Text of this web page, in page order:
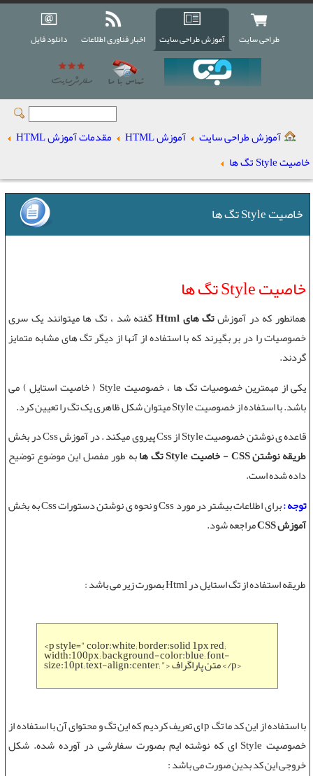
طراحی سایت آموزش طراحی سایت اخبار فناوری اطلاعات دانلود فایل
آموزش طراحی سایت آموزش HTML
مقدمات آموزش HTML
خاصیت Style تگ ها
خاصیت Style تگ ها
خاصیت Style تگ ها
همانطور که در آموزشتگ های Html
گفته شد ، تگ ها میتوانند یک سری
خصوصیات را در بر بگیرند که با استفاده از آنها از دیگر تگ های مشابه متمایز
گردند.
یکی از مهمترین خصوصیات تگ ها ،خصوصیت Style (خاصیت استایل) می
باشد. با استفاده ازخصوصیت Style
میتوان شکل ظاهری یک تگ را تعیین کرد.
قاعده ی نوشتن خصوصیت Style از Css پیروی میکند . در
آموزش Css
در بخش
طریقه نوشتن CSS - خاصیت Style تگ ها
به طور مفصل این موضوع توضیح
داده شده است.
توجه :برای اطلاعات بیشتر در مورد Css و نحوه ی نوشتن دستورات Css به بخش
آموزش CSS
مراجعه شود.
طریقه استفاده از تگ استایل در Html بصورت زیر می باشد :
<p style=" color:white; border:solid 1px red;
width:100px; background-color:blue; font-size:10pt; text-align:center; "> متن پاراگراف </p>
با استفاده از این کد ما تگ p ای تعریف کردیم که این تگ و محتوای آن با استفاده از
خصوصیت Style ای که نوشته ایم بصورت سفارشی در آورده شده. شکل
خروجی این کد بدین صورت می باشد :